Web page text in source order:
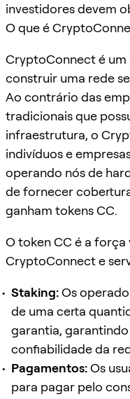
investidores devem
O que é
CryptoConnect é um
construir uma rede
Ao contrário das
tradicionais que
infraestrutura, o
indivíduos e
operando nós de
de fornecer
ganham tokens CC.
O token CC é a
CryptoConnect e
Staking:Os
de uma certa
garantia,
confiabilidade da
Pagamentos:Os
para pagar pelo